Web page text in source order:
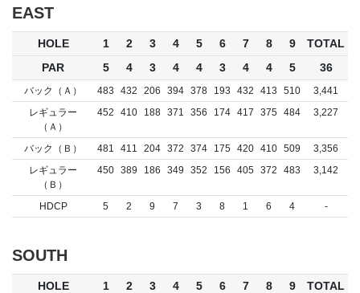
EAST
HOLE 1 2 3 4 5 6 7 8 9
TOTAL
PAR
5 4 3 4 4 3 4 4 5 36
バック（Ａ） 483 432 206 394 378 193 432 413 510
3,441
レギュラー
（Ａ）
452 410 188 371 356 174 417 375 484 3,227
バック（Ｂ） 481 411 204 372 374 175 420 410 509
3,356
レギュラー
（Ｂ）
450 389 186 349 352 156 405 372 483 3,142
HDCP 5 2 9 7 3 8 1 6 4 -
SOUTH
HOLE 1 2 3 4 5 6 7 8 9
TOTAL